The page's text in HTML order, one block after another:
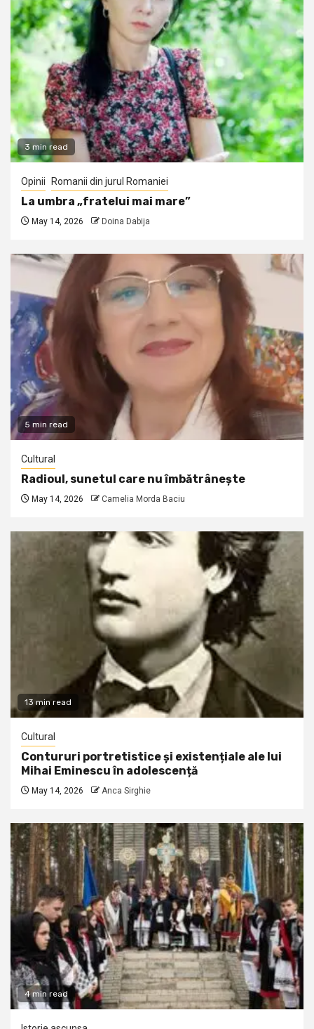
3 min read
Opinii Romanii din jurul Romaniei
La umbra „fratelui mai mare”
May 14, 2026 Doina Dabija
5 min read
Cultural
Radioul, sunetul care nu îmbătrânește
May 14, 2026 Camelia Morda Baciu
13 min read
Cultural
Contururi portretistice și existențiale ale lui
Mihai Eminescu în adolescență
May 14, 2026 Anca Sirghie
4 min read